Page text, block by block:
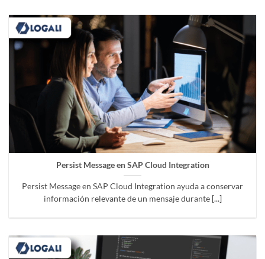
Persist Message en SAP Cloud Integration
Persist Message en SAP Cloud Integration ayuda a conservar
información relevante de un mensaje durante [...]